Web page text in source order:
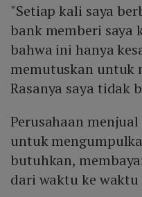
"Setiap kali saya
bank memberi saya
bahwa ini hanya
memutuskan untuk
Rasanya saya tidak
Perusahaan
untuk
butuhkan,
dari waktu ke